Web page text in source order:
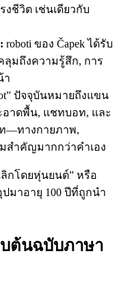
ชีวิต เช่นเดียวกับ
roboti ของ Čapek ได้รับ
มถึงความรู้สึก, การ
า
ปัจจุบันหมายถึงแขน
าดพื้น, แชทบอท, และ
—ทางกายภาพ,
ำคัญมากกว่าคำเอง
กโดยหุ่นยนต์” หรือ
มาอายุ 100 ปีที่ถูกนำ
บต้นฉบับภาษา